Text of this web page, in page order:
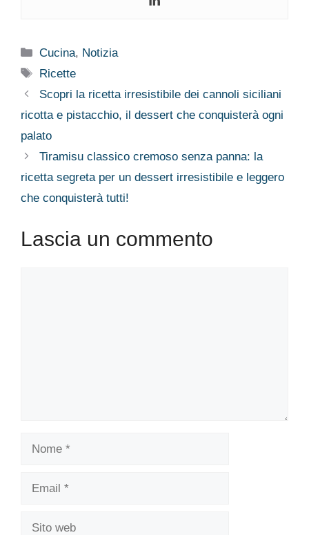
Categorie
Cucina, Notizia
Tag
Ricette
Scopri la ricetta irresistibile dei cannoli siciliani
ricotta e pistacchio, il dessert che conquisterà ogni
palato
Tiramisu classico cremoso senza panna: la
ricetta segreta per un dessert irresistibile e leggero
che conquisterà tutti!
Lascia un commento